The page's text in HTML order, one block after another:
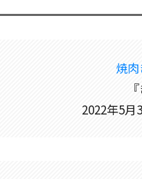
焼
2022年5月